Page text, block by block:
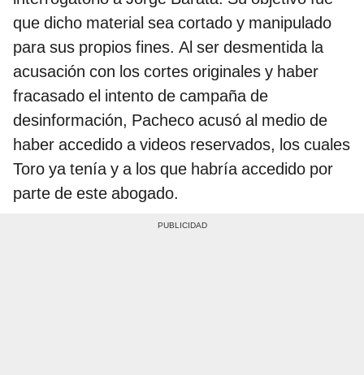
que dicho material sea cortado y manipulado
para sus propios fines. Al ser desmentida la
acusación con los cortes originales y haber
fracasado el intento de campaña de
desinformación, Pacheco acusó al medio de
haber accedido a videos reservados, los cuales
Toro ya tenía y a los que habría accedido por
parte de este abogado.